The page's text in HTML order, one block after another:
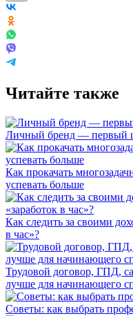
Читайте также
Личный бренд — первый
Как прокачать
успевать больше
Как следить за своими
в час»?
Трудовой договор, ГПД,
лучше для начинающего
Советы: как выбрать